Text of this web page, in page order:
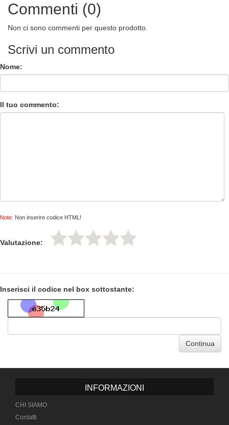
Commenti (0)
Non ci sono commenti per questo prodotto.
Scrivi un commento
Nome:
Il tuo commento:
Note: Non inserire codice HTML!
Valutazione:
Inserisci il codice nel box sottostante:
Continua
INFORMAZIONI
CHI SIAMO
Contatti